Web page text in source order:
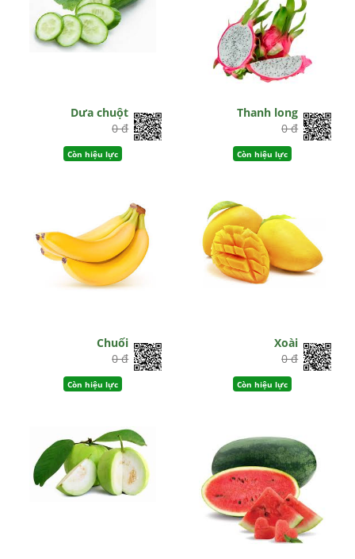
Dưa chuột
0 đ
Còn hiệu lực
Thanh long
0 đ
Còn hiệu lực
Chuối
0 đ
Còn hiệu lực
Xoài
0 đ
Còn hiệu lực